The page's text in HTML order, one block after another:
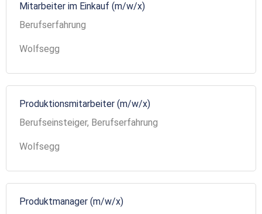
Mitarbeiter im Einkauf (m/w/x)
Berufserfahrung
Wolfsegg
Produktionsmitarbeiter (m/w/x)
Berufseinsteiger, Berufserfahrung
Wolfsegg
Produktmanager (m/w/x)